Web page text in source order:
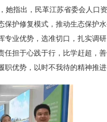
指出，民革江苏省委会人口
护修复模式，推动生态保护
业优势，选准切口，扎实调
担于心践于行，比学赶超，
优势，以时不我待的精神推进